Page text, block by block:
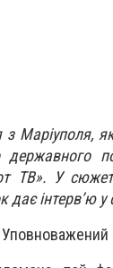
з Маріуполя,
ТВ». У
дає інтерв’ю
Уповноважений